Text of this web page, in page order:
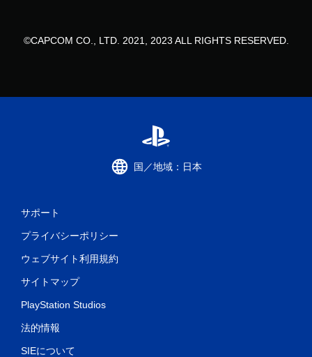
©CAPCOM CO., LTD. 2021, 2023 ALL RIGHTS RESERVED.
国／地域：日本
サポート
プライバシーポリシー
ウェブサイト利用規約
サイトマップ
PlayStation Studios
法的情報
SIEについて